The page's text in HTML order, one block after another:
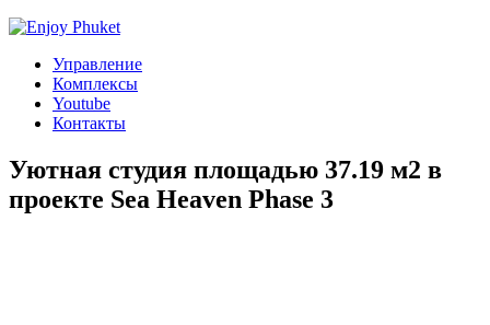
Управление
Комплексы
Youtube
Контакты
Уютная студия площадью 37.19 м2 в
проекте Sea Heaven Phase 3